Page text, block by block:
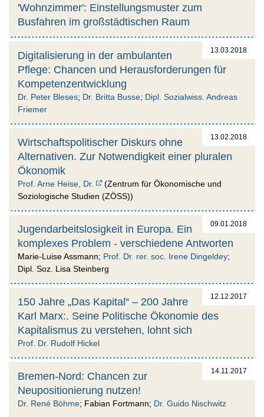
'Wohnzimmer': Einstellungsmuster zum
Busfahren im großstädtischen Raum
13.03.2018
Digitalisierung in der ambulanten
Pflege: Chancen und Herausforderungen für
Kompetenzentwicklung
Dr. Peter Bleses; Dr. Britta Busse; Dipl. Sozialwiss. Andreas
Friemer
13.02.2018
Wirtschaftspolitischer Diskurs ohne
Alternativen. Zur Notwendigkeit einer pluralen
Ökonomik
Prof. Arne Heise, Dr.
(Zentrum für Ökonomische und
Soziologische Studien (ZÖSS))
09.01.2018
Jugendarbeitslosigkeit in Europa. Ein
komplexes Problem - verschiedene Antworten
Marie-Luise Assmann; Prof. Dr. rer. soc. Irene Dingeldey;
Dipl. Soz. Lisa Steinberg
12.12.2017
150 Jahre „Das Kapital“ – 200 Jahre
Karl Marx:. Seine Politische Ökonomie des
Kapitalismus zu verstehen, lohnt sich
Prof. Dr. Rudolf Hickel
14.11.2017
Bremen-Nord: Chancen zur
Neupositionierung nutzen!
Dr. René Böhme; Fabian Fortmann; Dr. Guido Nischwitz